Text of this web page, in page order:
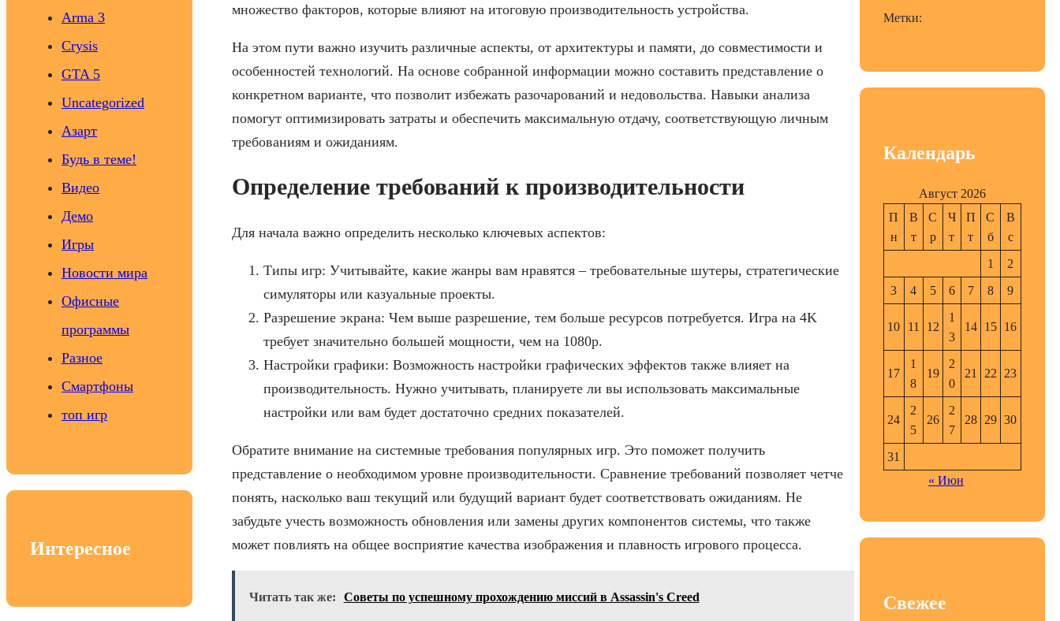
Arma 3
Crysis
GTA 5
Uncategorized
Азарт
Будь в теме!
Видео
Демо
Игры
Новости мира
Офисные
программы
Разное
Смартфоны
топ игр
Интересное
множество факторов, которые влияют на итоговую производительность устройства.
На этом пути важно изучить различные аспекты, от архитектуры и памяти, до совместимости и
особенностей технологий. На основе собранной информации можно составить представление о
конкретном варианте, что позволит избежать разочарований и недовольства. Навыки анализа
помогут оптимизировать затраты и обеспечить максимальную отдачу, соответствующую личным
требованиям и ожиданиям.
Определение требований к производительности
Для начала важно определить несколько ключевых аспектов:
Типы игр: Учитывайте, какие жанры вам нравятся – требовательные шутеры, стратегические
симуляторы или казуальные проекты.
Разрешение экрана: Чем выше разрешение, тем больше ресурсов потребуется. Игра на 4K
требует значительно большей мощности, чем на 1080p.
Настройки графики: Возможность настройки графических эффектов также влияет на
производительность. Нужно учитывать, планируете ли вы использовать максимальные
настройки или вам будет достаточно средних показателей.
Обратите внимание на системные требования популярных игр. Это поможет получить
представление о необходимом уровне производительности. Сравнение требований позволяет четче
понять, насколько ваш текущий или будущий вариант будет соответствовать ожиданиям. Не
забудьте учесть возможность обновления или замены других компонентов системы, что также
может повлиять на общее восприятие качества изображения и плавность игрового процесса.
Читать так же: Советы по успешному прохождению миссий в Assassin's Creed
Метки:
Календарь
Август 2026
П
н
В
т
С
р
Ч
т
П
т
С
б
В
с
1
2
3
4 5 6 7 8 9
10 11 12
1
3
14 15 16
17
1
8
19
2
0
21 22 23
24
2
5
26
2
7
28 29 30
31
« Июн
Свежее